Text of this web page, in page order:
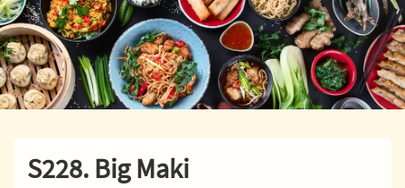
S228. Big Maki